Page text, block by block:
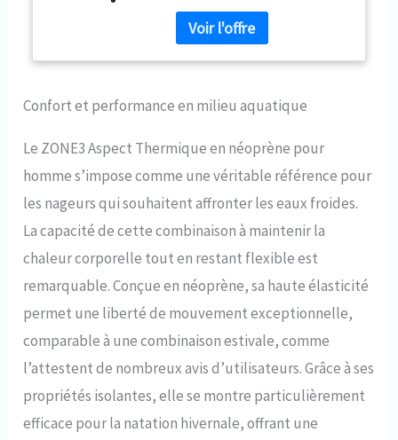
position naturelle Le mélange
de panneaux SCS, de cuir
souple et de nylon hautement
offre une amplitude de
mouvement étendue entre les
jambes et la poitrine
Revêtement Aqua-X complet
appliqué pour améliorer la
vitesse et la durabilité Coutures
plates et collées pour plus
d'élasticité dans les zones clés
Confort et performance en milieu aquatique
Le ZONE3 Aspect Thermique en néoprène pour
homme s’impose comme une véritable référence pour
les nageurs qui souhaitent affronter les eaux froides.
La capacité de cette combinaison à maintenir la
chaleur corporelle tout en restant flexible est
remarquable. Conçue en néoprène, sa haute élasticité
permet une liberté de mouvement exceptionnelle,
comparable à une combinaison estivale, comme
l’attestent de nombreux avis d’utilisateurs. Grâce à ses
propriétés isolantes, elle se montre particulièrement
efficace pour la natation hivernale, offrant une